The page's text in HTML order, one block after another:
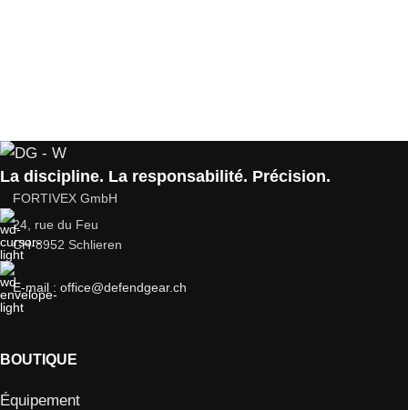
La discipline. La responsabilité. Précision.
FORTIVEX GmbH
24, rue du Feu
CH-8952 Schlieren
E-mail : office@defendgear.ch
BOUTIQUE
Équipement